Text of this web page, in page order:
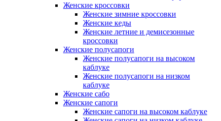
Женские кроссовки
Женские зимние кроссовки
Женские кеды
Женские летние и демисезонные
кроссовки
Женские полусапоги
Женские полусапоги на высоком
каблуке
Женские полусапоги на низком
каблуке
Женские сабо
Женские сапоги
Женские сапоги на высоком каблуке